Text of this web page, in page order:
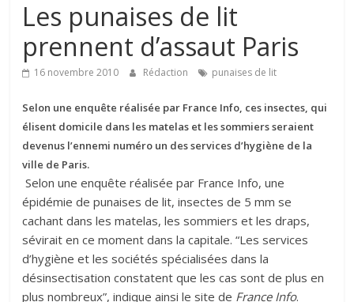
santé
toute
famille
Les punaises de lit
prennent d’assaut Paris
16 novembre 2010 Rédaction punaises de lit
Selon une enquête réalisée par France Info, ces insectes, qui
élisent domicile dans les matelas et les sommiers seraient
devenus l’ennemi numéro un des services d’hygiène de la
ville de Paris.
Selon une enquête réalisée par France Info, une
épidémie de punaises de lit, insectes de 5 mm se
cachant dans les matelas, les sommiers et les draps,
sévirait en ce moment dans la capitale. “Les services
d’hygiène et les sociétés spécialisées dans la
désinsectisation constatent que les cas sont de plus en
plus nombreux”, indique ainsi le site de France Info.